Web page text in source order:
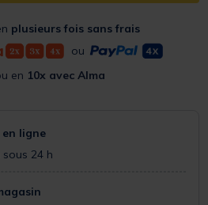
plusieurs fois sans frais
ou
ou en 10x avec Alma
en ligne
24 h